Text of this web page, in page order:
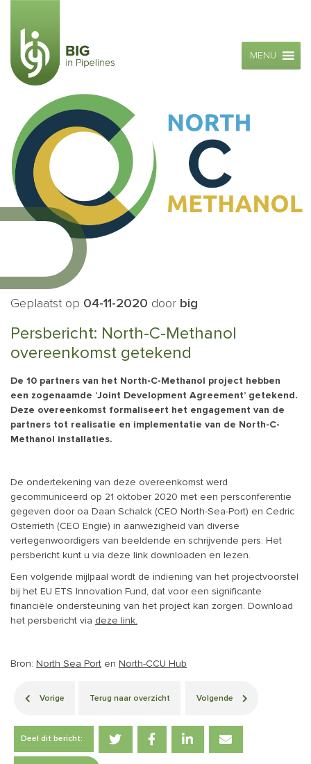
MENU
Geplaatst op 04-11-2020 door big
Persbericht: North-C-Methanol
overeenkomst getekend
De 10 partners van het North-C-Methanol project hebben
een zogenaamde ‘Joint Development Agreement’ getekend.
Deze overeenkomst formaliseert het engagement van de
partners tot realisatie en implementatie van de North-C-
Methanol installaties.
De ondertekening van deze overeenkomst werd
gecommuniceerd op 21 oktober 2020 met een persconferentie
gegeven door oa Daan Schalck (CEO North-Sea-Port) en Cedric
Osterrieth (CEO Engie) in aanwezigheid van diverse
vertegenwoordigers van beeldende en schrijvende pers. Het
persbericht kunt u via deze link downloaden en lezen.
Een volgende mijlpaal wordt de indiening van het projectvoorstel
bij het EU ETS Innovation Fund, dat voor een significante
financiële ondersteuning van het project kan zorgen. Download
het persbericht via deze link.
Bron: North Sea Port en North-CCU Hub
Vorige Terug naar overzicht Volgende
Deel dit bericht: